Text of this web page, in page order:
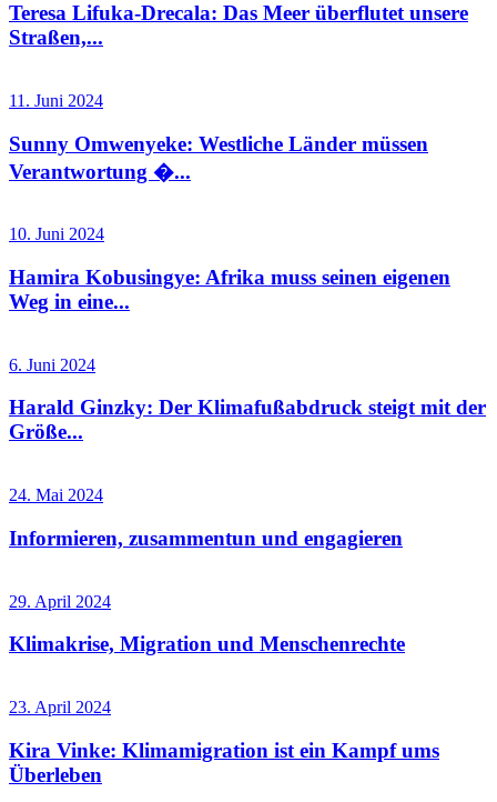
Teresa Lifuka-Drecala: Das Meer überflutet unsere
Straßen,...
11. Juni 2024
Sunny Omwenyeke: Westliche Länder müssen
Verantwortung �...
10. Juni 2024
Hamira Kobusingye: Afrika muss seinen eigenen
Weg in eine...
6. Juni 2024
Harald Ginzky: Der Klimafußabdruck steigt mit der
Größe...
24. Mai 2024
Informieren, zusammentun und engagieren
29. April 2024
Klimakrise, Migration und Menschenrechte
23. April 2024
Kira Vinke: Klimamigration ist ein Kampf ums
Überleben